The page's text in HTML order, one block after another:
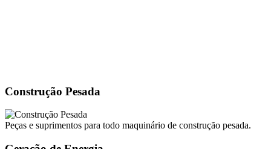
Construção Pesada
Peças e suprimentos para todo maquinário de construção pesada.